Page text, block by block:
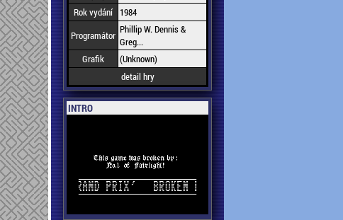
Rok vydání
1984
Programátor Phillip W. Dennis &
Greg...
Grafik
(Unknown)
detail hry
INTRO